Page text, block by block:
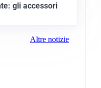
gli accessori
Altre notizie